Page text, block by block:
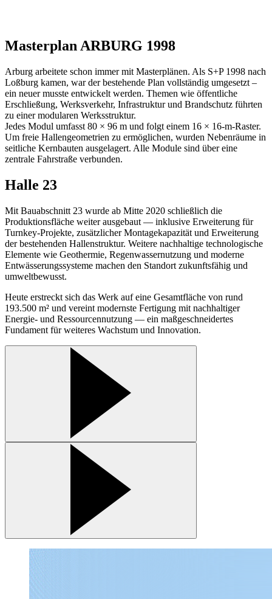
Masterplan ARBURG 1998
Arburg arbeitete schon immer mit Masterplänen. Als S+P 1998 nach
Loßburg kamen, war der bestehende Plan vollständig umgesetzt –
ein neuer musste entwickelt werden. Themen wie öffentliche
Erschließung, Werksverkehr, Infrastruktur und Brandschutz führten
zu einer modularen Werksstruktur.
Jedes Modul umfasst 80 × 96 m und folgt einem 16 × 16-m-Raster.
Um freie Hallengeometrien zu ermöglichen, wurden Nebenräume in
seitliche Kernbauten ausgelagert. Alle Module sind über eine
zentrale Fahrstraße verbunden.
Halle 23
Mit Bauabschnitt 23 wurde ab Mitte 2020 schließlich die
Produktionsfläche weiter ausgebaut — inklusive Erweiterung für
Turnkey-Projekte, zusätzlicher Montagekapazität und Erweiterung
der bestehenden Hallenstruktur. Weitere nachhaltige technologische
Elemente wie Geothermie, Regenwassernutzung und moderne
Entwässerungssysteme machen den Standort zukunftsfähig und
umweltbewusst.
Heute erstreckt sich das Werk auf eine Gesamtfläche von rund
193.500 m² und vereint modernste Fertigung mit nachhaltiger
Energie- und Ressourcennutzung — ein maßgeschneidertes
Fundament für weiteres Wachstum und Innovation.